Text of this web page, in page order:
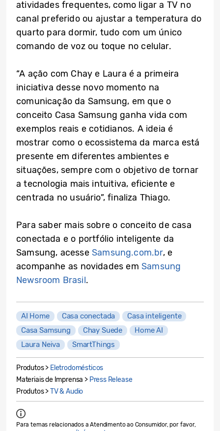
atividades frequentes, como ligar a TV no
canal preferido ou ajustar a temperatura do
quarto para dormir, tudo com um único
comando de voz ou toque no celular.
“A ação com Chay e Laura é a primeira
iniciativa desse novo momento na
comunicação da Samsung, em que o
conceito Casa Samsung ganha vida com
exemplos reais e cotidianos. A ideia é
mostrar como o ecossistema da marca está
presente em diferentes ambientes e
situações, sempre com o objetivo de tornar
a tecnologia mais intuitiva, eficiente e
centrada no usuário”, finaliza Thiago.
Para saber mais sobre o conceito de casa
conectada e o portfólio inteligente da
Samsung, acesse Samsung.com.br, e
acompanhe as novidades em Samsung
Newsroom Brasil.
AI Home Casa conectada
Casa inteligente
Casa Samsung
Chay Suede
Home AI
Laura Neiva
SmartThings
Produtos > Eletrodomésticos
Materiais de Imprensa > Press Release
Produtos >TV & Audio
Para temas relacionados a Atendimento ao Consumidor, por favor,